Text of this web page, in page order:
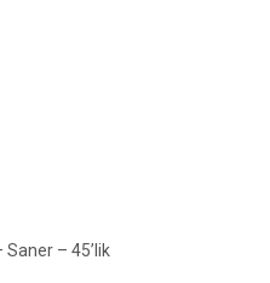
– 45’lik